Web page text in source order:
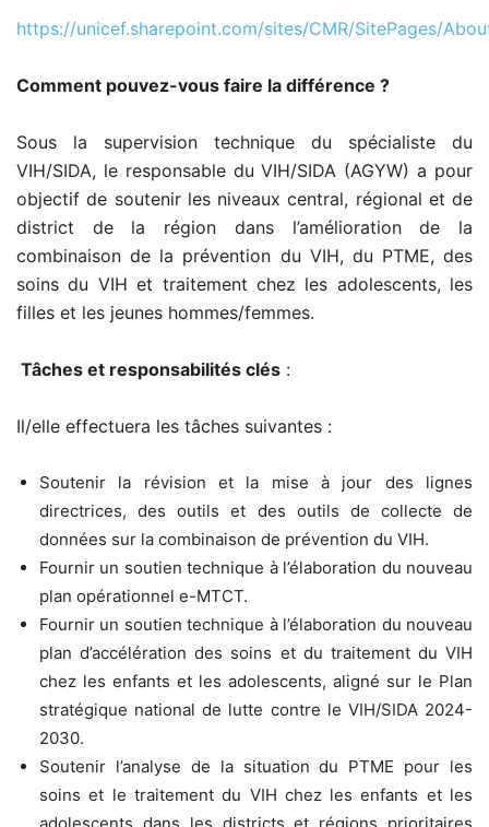
https://unicef.sharepoint.com/sites/CMR/SitePages/
Comment pouvez-vous faire la différence ?
Sous la supervision technique du spécialiste du
VIH/SIDA, le responsable du VIH/SIDA (AGYW) a pour
objectif de soutenir les niveaux central, régional et de
district de la région dans l’amélioration de la
combinaison de la prévention du VIH, du PTME, des
soins du VIH et traitement chez les adolescents, les
filles et les jeunes hommes/femmes.
Tâches et responsabilités clés :
Il/elle effectuera les tâches suivantes :
Soutenir la révision et la mise à jour des lignes
directrices, des outils et des outils de collecte de
données sur la combinaison de prévention du VIH.
Fournir un soutien technique à l’élaboration du nouveau
plan opérationnel e-MTCT.
Fournir un soutien technique à l’élaboration du nouveau
plan d’accélération des soins et du traitement du VIH
chez les enfants et les adolescents, aligné sur le Plan
stratégique national de lutte contre le VIH/SIDA 2024-
2030.
Soutenir l’analyse de la situation du PTME pour les
soins et le traitement du VIH chez les enfants et les